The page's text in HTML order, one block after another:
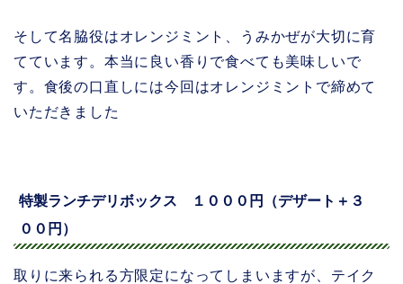
そして名脇役はオレンジミント、うみかぜが大切に育
てています。本当に良い香りで食べても美味しいで
す。食後の口直しには今回はオレンジミントで締めて
いただきました
特製ランチデリボックス １０００円（デザート＋３
００円）
取りに来られる方限定になってしまいますが、テイク